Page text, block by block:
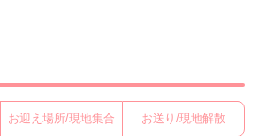
お迎え場所/現地集合 お送り/現地解散